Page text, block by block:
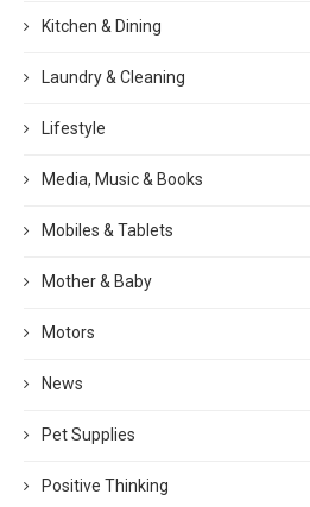
Kitchen & Dining
Laundry & Cleaning
Lifestyle
Media, Music & Books
Mobiles & Tablets
Mother & Baby
Motors
News
Pet Supplies
Positive Thinking